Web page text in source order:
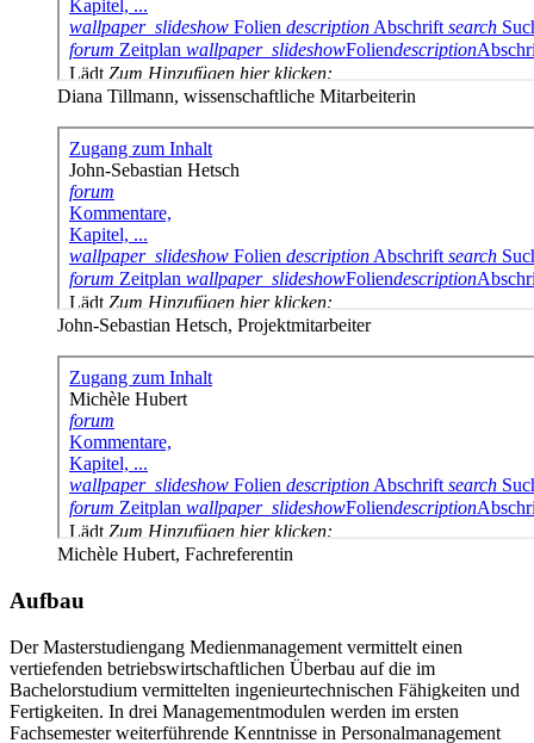
Diana Tillmann, wissenschaftliche Mitarbeiterin
John-Sebastian Hetsch, Projektmitarbeiter
Michèle Hubert, Fachreferentin
Aufbau
Der Masterstudiengang Medienmanagement vermittelt einen
vertiefenden betriebswirtschaftlichen Überbau auf die im
Bachelorstudium vermittelten ingenieurtechnischen Fähigkeiten und
Fertigkeiten. In drei Managementmodulen werden im ersten
Fachsemester weiterführende Kenntnisse in Personalmanagement